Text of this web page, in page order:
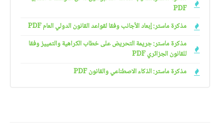
PDF
مذكرة ماستر: إبعاد الأجانب وفقا لقواعد القانون الدولي العام PDF
مذكرة ماستر: جريمة التحريض على خطاب الكراهية والتمييز وفقا
للقانون الجزائري PDF
مذكرة ماستر: الذكاء الاصطناعي والقانون PDF